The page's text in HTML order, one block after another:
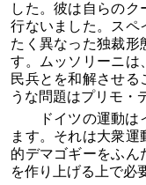
した。彼は自らの
行ないました。スペ
たく異なった独裁形
す。ムッソリーニは
民兵とを和解させる
うな問題はプリモ・
ドイツの運動は
ます。それは大衆
的デマゴギーをふん
を作り上げる上で必